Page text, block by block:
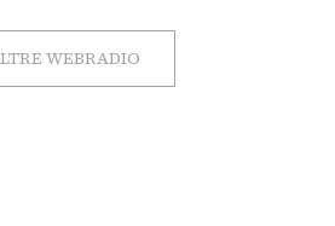
WEBRADIO